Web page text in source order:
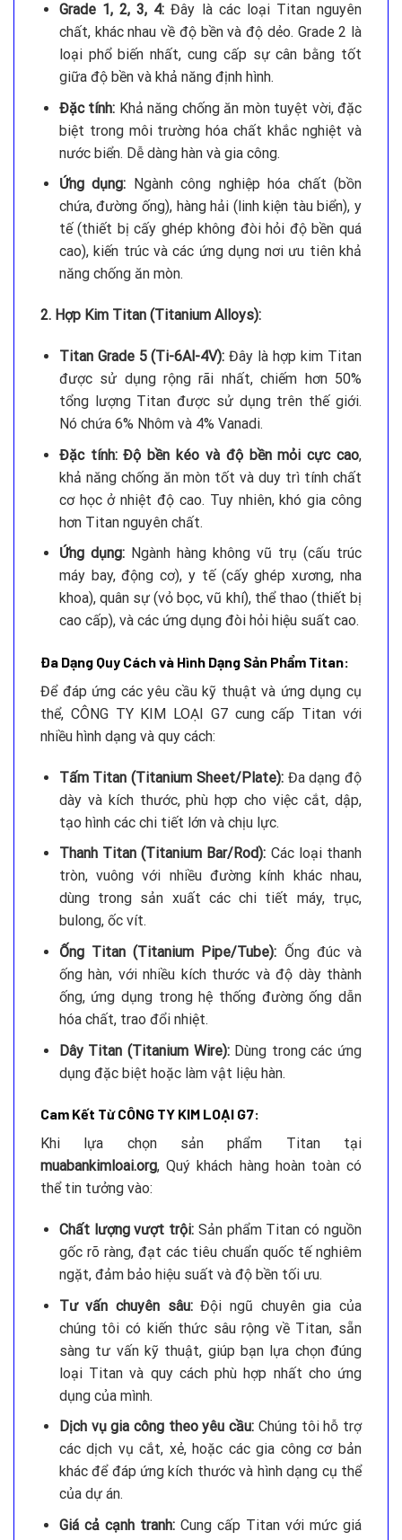
Grade 1, 2, 3, 4: Đây là các loại Titan nguyên
chất, khác nhau về độ bền và độ dẻo. Grade 2 là
loại phổ biến nhất, cung cấp sự cân bằng tốt
giữa độ bền và khả năng định hình.
Đặc tính: Khả năng chống ăn mòn tuyệt vời, đặc
biệt trong môi trường hóa chất khắc nghiệt và
nước biển. Dễ dàng hàn và gia công.
Ứng dụng: Ngành công nghiệp hóa chất (bồn
chứa, đường ống), hàng hải (linh kiện tàu biển), y
tế (thiết bị cấy ghép không đòi hỏi độ bền quá
cao), kiến trúc và các ứng dụng nơi ưu tiên khả
năng chống ăn mòn.
2. Hợp Kim Titan (Titanium Alloys):
Titan Grade 5 (Ti-6Al-4V): Đây là hợp kim Titan
được sử dụng rộng rãi nhất, chiếm hơn 50%
tổng lượng Titan được sử dụng trên thế giới.
Nó chứa 6% Nhôm và 4% Vanadi.
Đặc tính: Độ bền kéo và độ bền mỏi cực cao,
khả năng chống ăn mòn tốt và duy trì tính chất
cơ học ở nhiệt độ cao. Tuy nhiên, khó gia công
hơn Titan nguyên chất.
Ứng dụng:Ngành hàng không vũ trụ (cấu trúc
máy bay, động cơ), y tế (cấy ghép xương, nha
khoa), quân sự (vỏ bọc, vũ khí), thể thao (thiết bị
cao cấp), và các ứng dụng đòi hỏi hiệu suất cao.
Đa Dạng Quy Cách và Hình Dạng Sản Phẩm Titan:
Để đáp ứng các yêu cầu kỹ thuật và ứng dụng cụ
thể, CÔNG TY KIM LOẠI G7 cung cấp Titan với
nhiều hình dạng và quy cách:
Tấm Titan (Titanium Sheet/Plate):Đa dạng độ
dày và kích thước, phù hợp cho việc cắt, dập,
tạo hình các chi tiết lớn và chịu lực.
Thanh Titan (Titanium Bar/Rod): Các loại thanh
tròn, vuông với nhiều đường kính khác nhau,
dùng trong sản xuất các chi tiết máy, trục,
bulong, ốc vít.
Ống Titan (Titanium Pipe/Tube): Ống đúc và
ống hàn, với nhiều kích thước và độ dày thành
ống, ứng dụng trong hệ thống đường ống dẫn
hóa chất, trao đổi nhiệt.
Dây Titan (Titanium Wire):Dùng trong các ứng
dụng đặc biệt hoặc làm vật liệu hàn.
Cam Kết Từ CÔNG TY KIM LOẠI G7:
Khi lựa chọn sản phẩm Titan tại
muabankimloai.org, Quý khách hàng hoàn toàn có
thể tin tưởng vào:
Chất lượng vượt trội: Sản phẩm Titan có nguồn
gốc rõ ràng, đạt các tiêu chuẩn quốc tế nghiêm
ngặt, đảm bảo hiệu suất và độ bền tối ưu.
Tư vấn chuyên sâu:Đội ngũ chuyên gia của
chúng tôi có kiến thức sâu rộng về Titan, sẵn
sàng tư vấn kỹ thuật, giúp bạn lựa chọn đúng
loại Titan và quy cách phù hợp nhất cho ứng
dụng của mình.
Dịch vụ gia công theo yêu cầu: Chúng tôi hỗ trợ
các dịch vụ cắt, xẻ, hoặc các gia công cơ bản
khác để đáp ứng kích thước và hình dạng cụ thể
của dự án.
Giá cả cạnh tranh:Cung cấp Titan với mức giá